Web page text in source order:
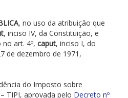
, no uso da atribuição que
, inciso IV, da Constituição, e
art. 4º, caput, inciso I, do
de dezembro de 1971,
do Imposto sobre
TIPI, aprovada pelo Decreto nº